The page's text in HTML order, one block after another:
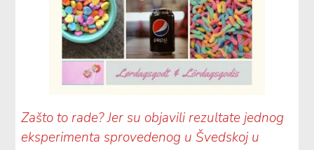
Zašto to rade? Jer su objavili rezultate jednog
eksperimenta sprovedenog u Švedskoj u